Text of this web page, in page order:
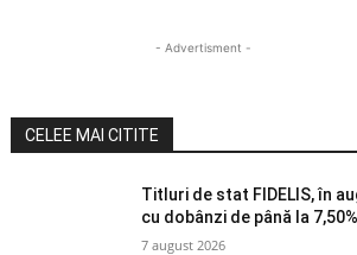
- Advertisment -
CELEE MAI CITITE
Titluri de stat FIDELIS, în
cu dobânzi de până la 7,50%
7 august 2026